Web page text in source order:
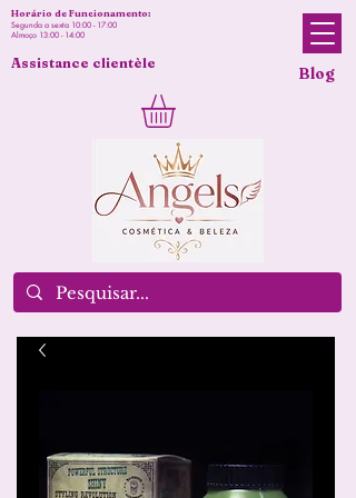
Blog
Horário de Funcionamento:
Segunda a sexta 10:00 - 17:00
Almoço 13:00 - 14:00
Assistance clientèle